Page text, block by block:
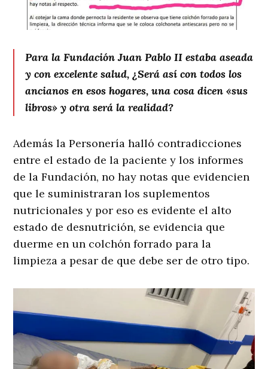
Para la Fundación Juan Pablo II estaba aseada
y con excelente salud, ¿Será así con todos los
ancianos en esos hogares, una cosa dicen «sus
libros» y otra será la realidad?
Además la Personería halló contradicciones
entre el estado de la paciente y los informes
de la Fundación, no hay notas que evidencien
que le suministraran los suplementos
nutricionales y por eso es evidente el alto
estado de desnutrición, se evidencia que
duerme en un colchón forrado para la
limpieza a pesar de que debe ser de otro tipo.